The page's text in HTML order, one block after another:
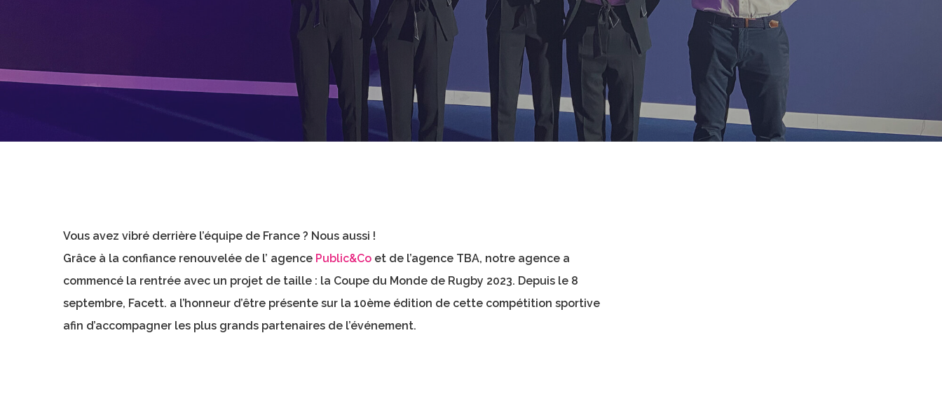
Vous avez vibré derrière l’équipe de France ? Nous aussi !
Grâce à la confiance renouvelée de l’ agence Public&Co et de l’agence TBA, notre agence a
commencé la rentrée avec un projet de taille : la Coupe du Monde de Rugby 2023. Depuis le 8
septembre, Facett. a l’honneur d’être présente sur la 10ème édition de cette compétition sportive
afin d’accompagner les plus grands partenaires de l’événement.